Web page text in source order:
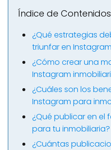
Índice de
¿Qué estrategias
triunfar en
¿Cómo crear una
Instagram
¿Cuáles son los
Instagram para
¿Qué publicar en el
para tu inmobiliaria?
¿Cuántas